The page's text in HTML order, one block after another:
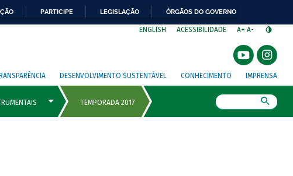
PARTICIPE LEGISLAÇÃO ÓRGÃOS DO GOVERNO
ENGLISH ACESSIBILIDADE A+ A-
DESENVOLVIMENTO SUSTENTÁVEL CONHECIMENTO IMPRENSA